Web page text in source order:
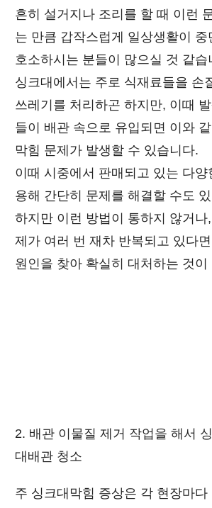
흔히 설거지나 조리를 할 때 이런
는 만큼 갑작스럽게 일상생활이 중
호소하시는 분들이 많으실 것 같습
싱크대에서는 주로 식재료들을 손
쓰레기를 처리하곤 하지만, 이때 발
들이 배관 속으로 유입되면 이와
막힘 문제가 발생할 수 있습니다.
이때 시중에서 판매되고 있는 다
용해 간단히 문제를 해결할 수도
하지만 이런 방법이 통하지 않거나
제가 여러 번 재차 반복되고 있다
원인을 찾아 확실히 대처하는 것이
2. 배관 이물질 제거 작업을 해서
대배관 청소
주 싱크대막힘 증상은 각 현장마